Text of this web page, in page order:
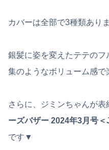
カバーは全部で3種類ありま
銀髪に姿を変えたテテの
集のようなボリューム感で
さらに、ジミンちゃんが
ーズバザー 2024年3月号＜
です▼